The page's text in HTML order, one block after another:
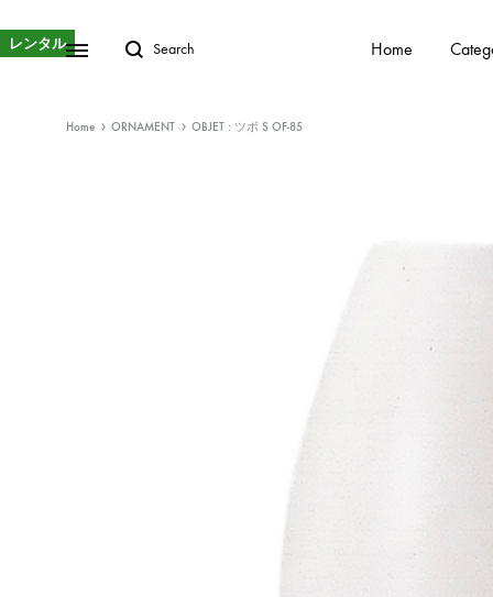
Home
Home ORNAMENT OBJET : ツボ S OF-85
レンタル